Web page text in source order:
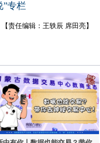
”专栏
【责任编辑：王轶辰 席田亮】